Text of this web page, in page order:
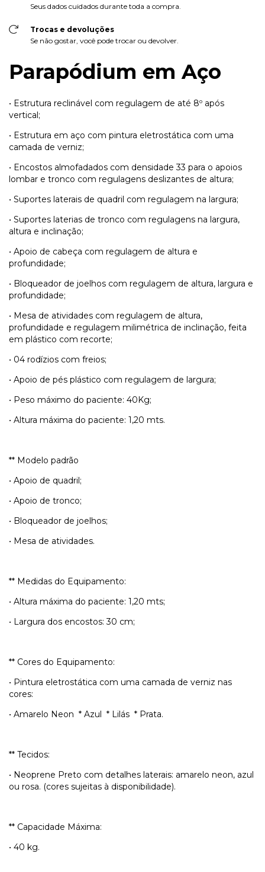
Seus dados cuidados durante toda a compra.
Trocas e devoluções
Se não gostar, você pode trocar ou devolver.
Parapódium em Aço
• Estrutura reclinável com regulagem de até 8º após
vertical;
• Estrutura em aço com pintura eletrostática com uma
camada de verniz;
• Encostos almofadados com densidade 33 para o apoios
lombar e tronco com regulagens deslizantes de altura;
• Suportes laterais de quadril com regulagem na largura;
• Suportes laterias de tronco com regulagens na largura,
altura e inclinação;
• Apoio de cabeça com regulagem de altura e
profundidade;
• Bloqueador de joelhos com regulagem de altura, largura e
profundidade;
• Mesa de atividades com regulagem de altura,
profundidade e regulagem milimétrica de inclinação, feita
em plástico com recorte;
• 04 rodízios com freios;
• Apoio de pés plástico com regulagem de largura;
• Peso máximo do paciente: 40Kg;
• Altura máxima do paciente: 1,20 mts.
** Modelo padrão
• Apoio de quadril;
• Apoio de tronco;
• Bloqueador de joelhos;
• Mesa de atividades.
** Medidas do Equipamento:
• Altura máxima do paciente: 1,20 mts;
• Largura dos encostos: 30 cm;
** Cores do Equipamento:
• Pintura eletrostática com uma camada de verniz nas
cores:
• Amarelo Neon * Azul * Lilás * Prata.
** Tecidos:
• Neoprene Preto com detalhes laterais: amarelo neon, azul
ou rosa. (cores sujeitas à disponibilidade).
** Capacidade Máxima:
• 40 kg.